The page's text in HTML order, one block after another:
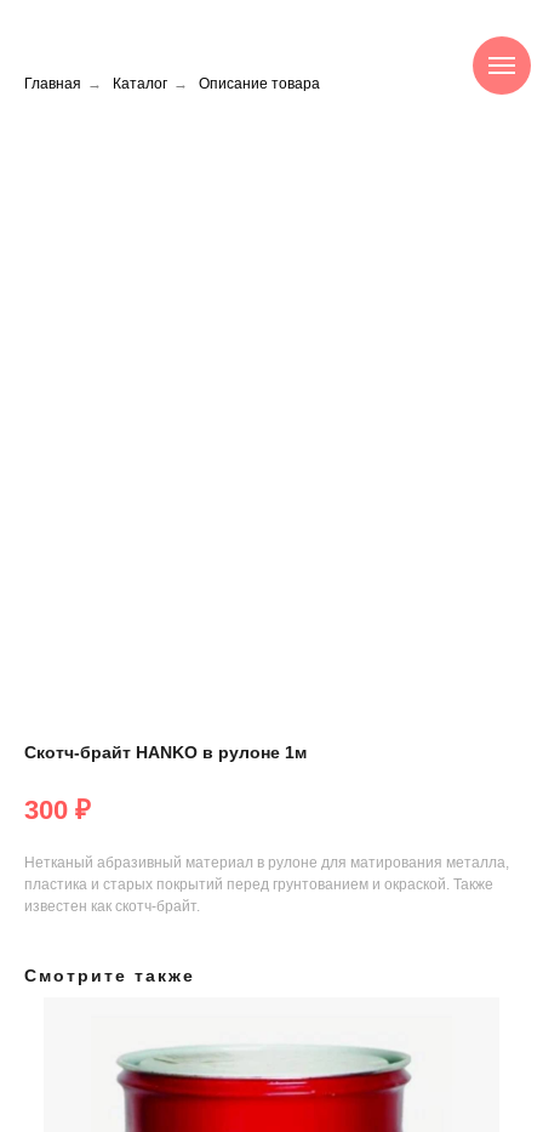
Главная → Каталог → Описание товара
Скотч-брайт HANKO в рулоне 1м
300 ₽
Нетканый абразивный материал в рулоне для матирования металла,
пластика и старых покрытий перед грунтованием и окраской. Также
известен как скотч-брайт.
Смотрите также